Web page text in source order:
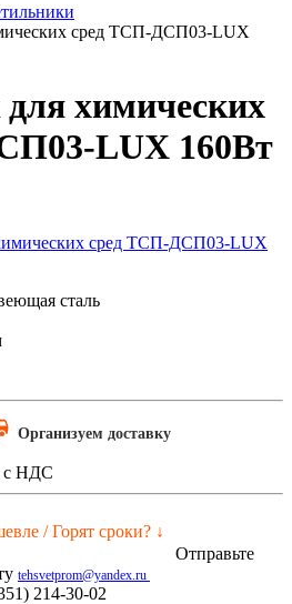
сред ТСП-ДСП03-LUX
химических
LUX 160Вт
сталь
Организуем доставку
с НДС
/ Горят сроки? ↓
Отправьте
tehsvetprom@yandex.ru
214-30-02